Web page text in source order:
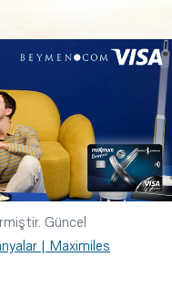
Güncel
| Maximiles